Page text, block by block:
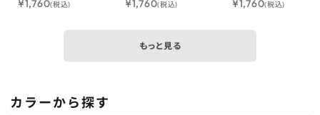
¥1,760(税込) ¥1,760(税込) ¥1,760(税込)
もっと見る
カラーから探す